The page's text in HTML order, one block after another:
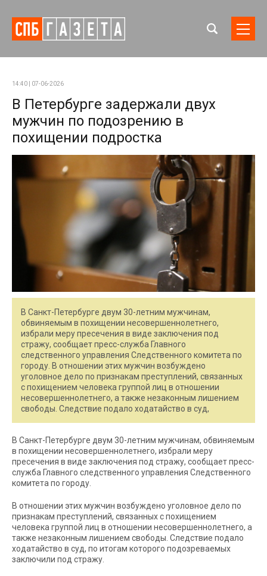
14:40 | 07-06-2026
В Петербурге задержали двух
мужчин по подозрению в
похищении подростка
В Санкт-Петербурге двум 30-летним мужчинам,
обвиняемым в похищении несовершеннолетнего,
избрали меру пресечения в виде заключения под
стражу, сообщает пресс-служба Главного
следственного управления Следственного комитета по
городу. В отношении этих мужчин возбуждено
уголовное дело по признакам преступлений, связанных
с похищением человека группой лиц в отношении
несовершеннолетнего, а также незаконным лишением
свободы. Следствие подало ходатайство в суд,
В Санкт-Петербурге двум 30-летним мужчинам, обвиняемым
в похищении несовершеннолетнего, избрали меру
пресечения в виде заключения под стражу, сообщает пресс-
служба Главного следственного управления Следственного
комитета по городу.
В отношении этих мужчин возбуждено уголовное дело по
признакам преступлений, связанных с похищением
человека группой лиц в отношении несовершеннолетнего, а
также незаконным лишением свободы. Следствие подало
ходатайство в суд, по итогам которого подозреваемых
заключили под стражу.